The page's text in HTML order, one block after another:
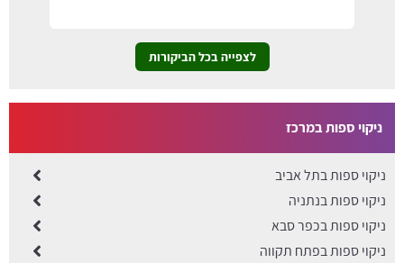
לצפייה בכל הביקורות
ניקוי ספות במרכז
ניקוי ספות בתל אביב
​ניקוי ספות בנתניה
ניקוי ספות בכפר סבא
ניקוי ספות בפתח תקווה